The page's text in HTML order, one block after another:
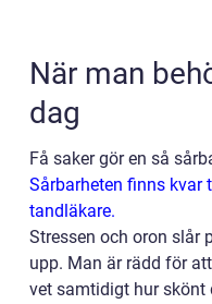
När man
dag
Få saker gör en så
Sårbarheten finns kvar
tandläkare.
Stressen och oron slår
upp. Man är rädd för
vet samtidigt hur skönt